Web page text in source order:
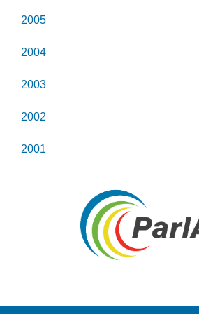
2005
2004
2003
2002
2001